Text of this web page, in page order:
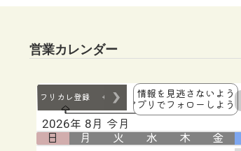
営業カレンダー